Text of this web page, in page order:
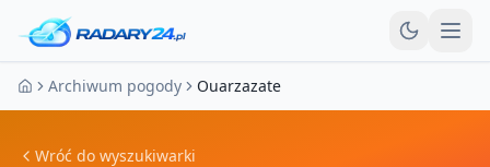
Strona główna
Archiwum pogody Ouarzazate
Wróć do wyszukiwarki